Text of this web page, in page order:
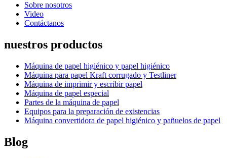
Sobre nosotros
Video
Contáctanos
nuestros productos
Máquina de papel higiénico y papel higiénico
Máquina para papel Kraft corrugado y Testliner
Máquina de imprimir y escribir papel
Máquina de papel especial
Partes de la máquina de papel
Equipos para la preparación de existencias
Máquina convertidora de papel higiénico y pañuelos de papel
Blog